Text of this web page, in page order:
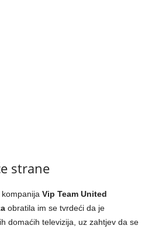
strane
Vip Team United
obratila im se tvrdeći da je
domaćih televizija, uz zahtjev da se